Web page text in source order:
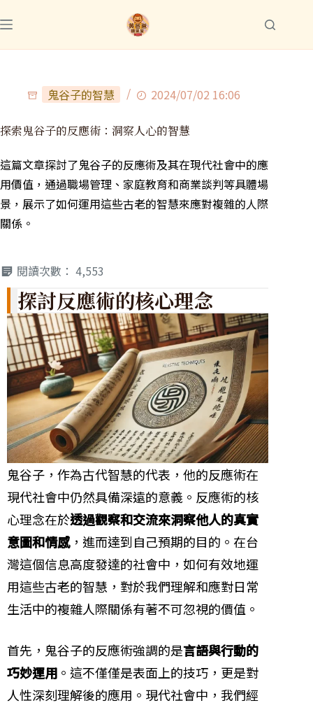
鬼谷子的智慧 2024/07/02 16:06
探索鬼谷子的反應術：洞察人心的智慧
這篇文章探討了鬼谷子的反應術及其在現代社會中的應
用價值，通過職場管理、家庭教育和商業談判等具體場
景，展示了如何運用這些古老的智慧來應對複雜的人際
關係。
閱讀次數： 4,553
探討反應術的核心理念
鬼谷子，作為古代智慧的代表，他的反應術在
現代社會中仍然具備深遠的意義。反應術的核
心理念在於透過觀察和交流來洞察他人的真實
意圖和情感，進而達到自己預期的目的。在台
灣這個信息高度發達的社會中，如何有效地運
用這些古老的智慧，對於我們理解和應對日常
生活中的複雜人際關係有著不可忽視的價值。
首先，鬼谷子的反應術強調的是言語與行動的
巧妙運用 。這不僅僅是表面上的技巧，更是對
人性深刻理解後的應用。現代社會中，我們經